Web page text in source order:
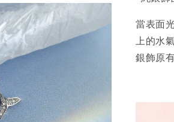
當表面
上的水
銀飾原